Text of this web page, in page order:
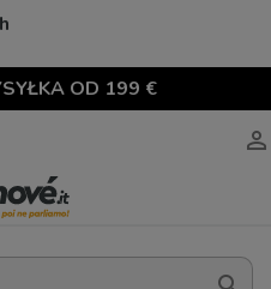
OD 199 €
